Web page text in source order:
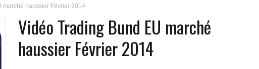
marché haussier Février 2014
Vidéo Trading Bund EU marché
haussier Février 2014